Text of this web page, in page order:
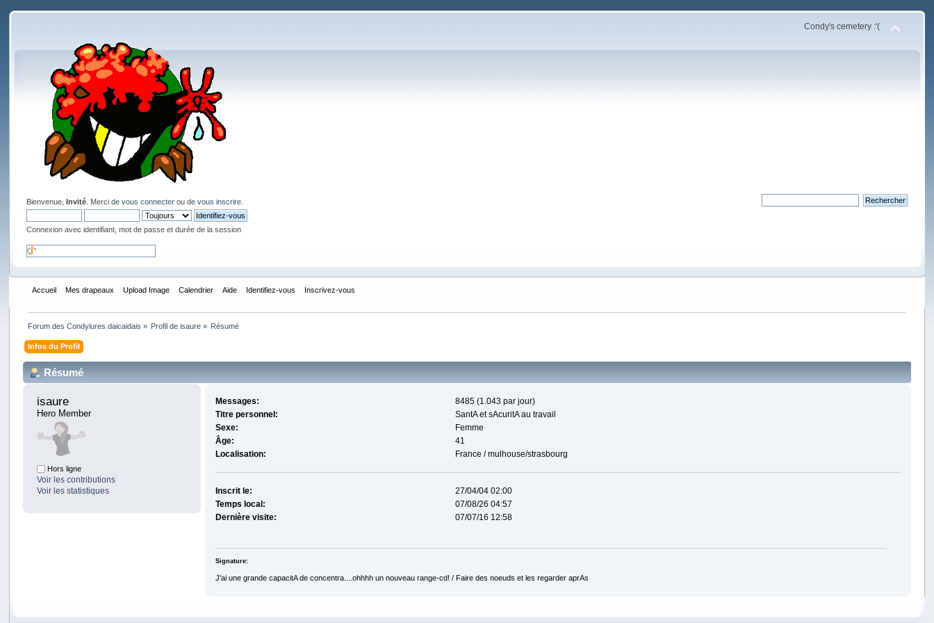
Condy's cemetery :'(
Bienvenue,Invité . Merci devous connecter ou devous inscrire
Connexion avec identifiant, mot de passe et durée de la session
Accueil Mes drapeaux Upload Image Calendrier Aide Identifiez-vous Inscrivez-vous
Forum des Condylures daicaidais » Profil de isaure » Résumé
Infos du Profil
Résumé
isaure
Hero Member
Hors ligne
Voir les contributions
Voir les statistiques
Messages:
8485 (1.043 par jour)
Titre personnel:
SantA et sAcuritA au travail
Sexe:
Femme
Âge:
41
Localisation:
France / mulhouse/strasbourg
Inscrit le:
27/04/04 02:00
Temps local:
07/08/26 04:57
Dernière visite:
07/07/16 12:58
Signature:
J'ai une grande capacitA de concentra....ohhhh un nouveau range-cd! / Faire des noeuds et les regarder aprAs